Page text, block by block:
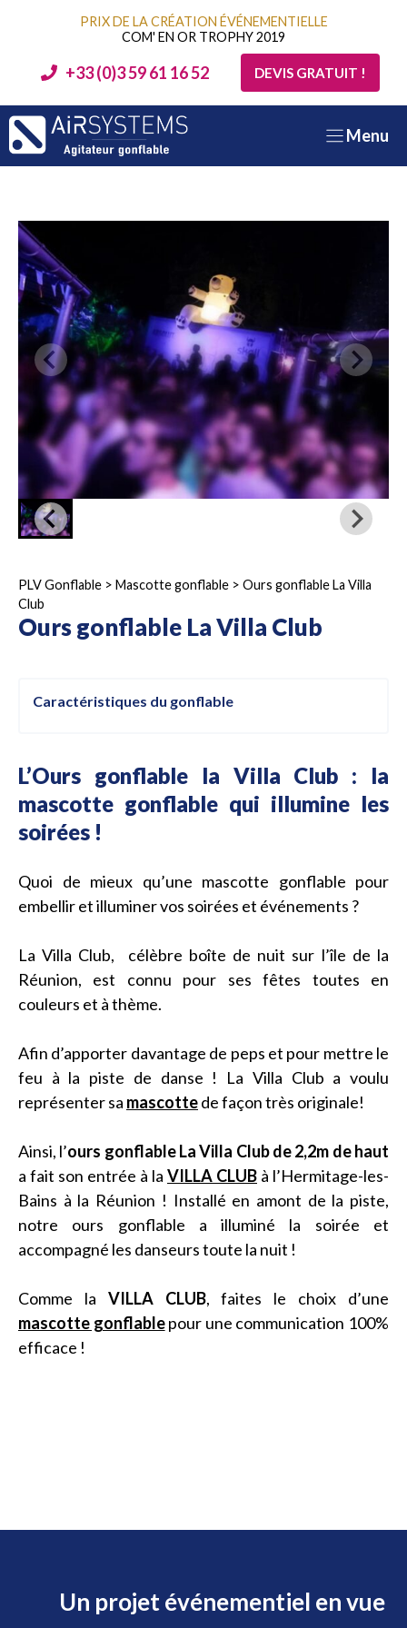
contenu
PRIX DE LA CRÉATION ÉVÉNEMENTIELLE
COM' EN OR TROPHY 2019
+33 (0)3 59 61 16 52 DEVIS GRATUIT !
Menu
PLV Gonflable > Mascotte gonflable > Ours gonflable La Villa
Club
Ours gonflable La Villa Club
Caractéristiques du gonflable
L’Ours gonflable la Villa Club : la
mascotte gonflable qui illumine les
soirées !
Quoi de mieux qu’une mascotte gonflable pour
embellir et illuminer vos soirées et événements ?
La Villa Club, célèbre boîte de nuit sur l’île de la
Réunion, est connu pour ses fêtes toutes en
couleurs et à thème.
Afin d’apporter davantage de peps et pour mettre le
feu à la piste de danse ! La Villa Club a voulu
représenter sa mascottede façon très originale!
Ainsi, l’ours gonflable La Villa Club de 2,2m de haut
a fait son entrée à la VILLA CLUB à l’Hermitage-les-
Bains à la Réunion ! Installé en amont de la piste,
notre ours gonflable a illuminé la soirée et
accompagné les danseurs toute la nuit !
Comme la VILLA CLUB, faites le choix d’une
mascotte gonflablepour une communication 100%
efficace !
Un projet événementiel en vue